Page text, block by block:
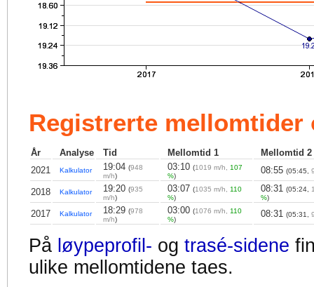
Registrerte mellomtider
År Analyse Tid Mellomtid 1
Mellomtid 2
2021
Kalkulator 19:04 (948
m/h)
03:10 (1019 m/h, 107
%)
08:55 (05:45,
2018 Kalkulator 19:20 (935
m/h)
03:07 (1035 m/h, 110
%)
08:31 (05:24,
%)
2017 Kalkulator 18:29 (978
m/h)
03:00 (1076 m/h, 110
%)
08:31 (05:31,
På løypeprofil- og trasé-sidene
ulike mellomtidene taes.